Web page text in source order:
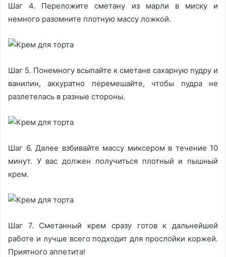
Шаг 4. Переложите сметану из марли в миску и
немного разомните плотную массу ложкой.
Шаг 5. Понемногу всыпайте к сметане сахарную пудру и
ванилин, аккуратно перемешайте, чтобы пудра не
разлетелась в разные стороны.
Шаг 6. Далее взбивайте массу миксером в течение 10
минут. У вас должен получиться плотный и пышный
крем.
Шаг 7. Сметанный крем сразу готов к дальнейшей
работе и лучше всего подходит для прослойки коржей.
Приятного аппетита!